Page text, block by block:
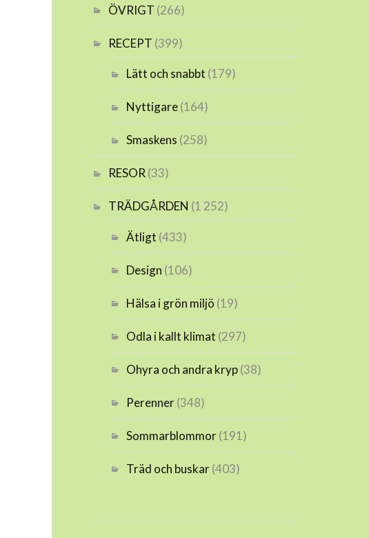
ÖVRIGT (266)
RECEPT (399)
Lätt och snabbt (179)
Nyttigare(164)
Smaskens (258)
RESOR (33)
TRÄDGÅRDEN (1 252)
Ätligt (433)
Design (106)
Hälsa i grön miljö (19)
Odla i kallt klimat (297)
Ohyra och andra kryp(38)
Perenner(348)
Sommarblommor(191)
Träd och buskar(403)